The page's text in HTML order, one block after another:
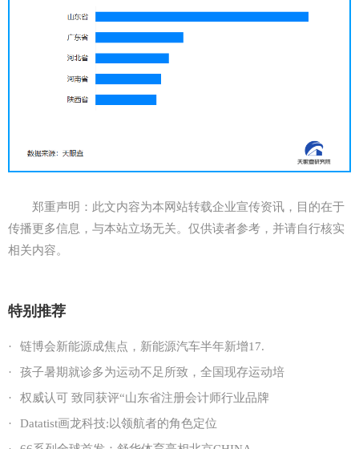
郑重声明：此文内容为本网站转载企业宣传资讯，目的在于
传播更多信息，与本站立场无关。仅供读者参考，并请自行核实
相关内容。
特别推荐
·
链博会新能源成焦点，新能源汽车半年新增17.
·
孩子暑期就诊多为运动不足所致，全国现存运动培
·
权威认可 致同获评“山东省注册会计师行业品牌
·
Datatist画龙科技:以领航者的角色定位